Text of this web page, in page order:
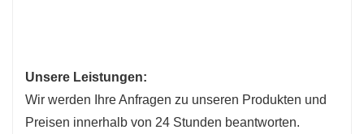
Unsere Leistungen:
Wir werden Ihre Anfragen zu unseren Produkten und
Preisen innerhalb von 24 Stunden beantworten.